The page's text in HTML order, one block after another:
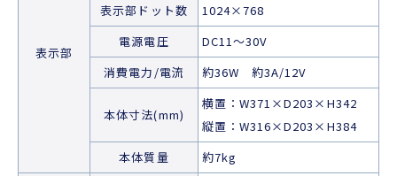
表示部
表示部ドット数
1024×768
電源電圧
DC11～30V
消費電力/電流
約36W 約3A/12V
本体寸法(mm)
横置：W371×D203×H342
縦置：W316×D203×H384
本体質量
約7kg